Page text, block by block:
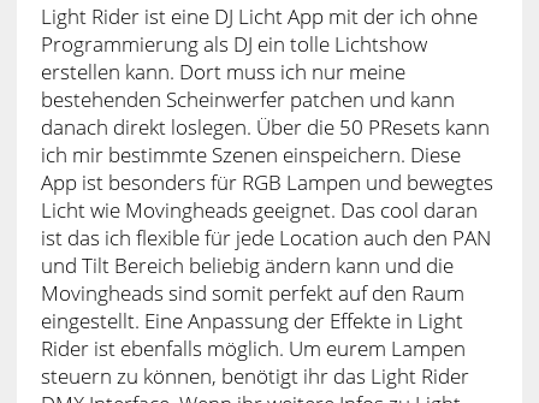
Light Rider ist eine DJ Licht App mit der ich ohne
Programmierung als DJ ein tolle Lichtshow
erstellen kann. Dort muss ich nur meine
bestehenden Scheinwerfer patchen und kann
danach direkt loslegen. Über die 50 PResets kann
ich mir bestimmte Szenen einspeichern. Diese
App ist besonders für RGB Lampen und bewegtes
Licht wie Movingheads geeignet. Das cool daran
ist das ich flexible für jede Location auch den PAN
und Tilt Bereich beliebig ändern kann und die
Movingheads sind somit perfekt auf den Raum
eingestellt. Eine Anpassung der Effekte in Light
Rider ist ebenfalls möglich. Um eurem Lampen
steuern zu können, benötigt ihr das Light Rider